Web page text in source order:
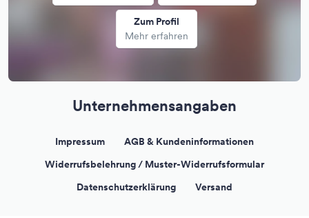
Zum Profil
Mehr erfahren
Unternehmensangaben
Impressum
AGB & Kundeninformationen
Widerrufsbelehrung / Muster-Widerrufsformular
Datenschutzerklärung
Versand